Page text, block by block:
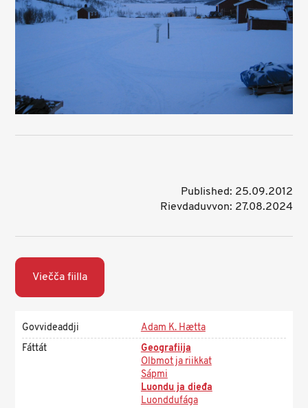
Published: 25.09.2012
Rievdaduvvon: 27.08.2024
Viečča fiilla
Govvideaddji
Adam K. Hætta
Fáttát
Geografiija
Olbmot ja riikkat
Sápmi
Luondu ja dieđa
Luonddufága